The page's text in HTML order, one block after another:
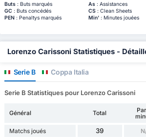
Buts: Buts marqués As: Assistances
GC : Buts concédés CS: Clean Sheets
PEN: Penaltys marqués Min': Minutes jouées
Lorenzo Carissoni Statistiques -
Serie B Coppa Italia
Serie B Statistiques pour Lorenzo Carissoni
Général Total
Matchs joués 39